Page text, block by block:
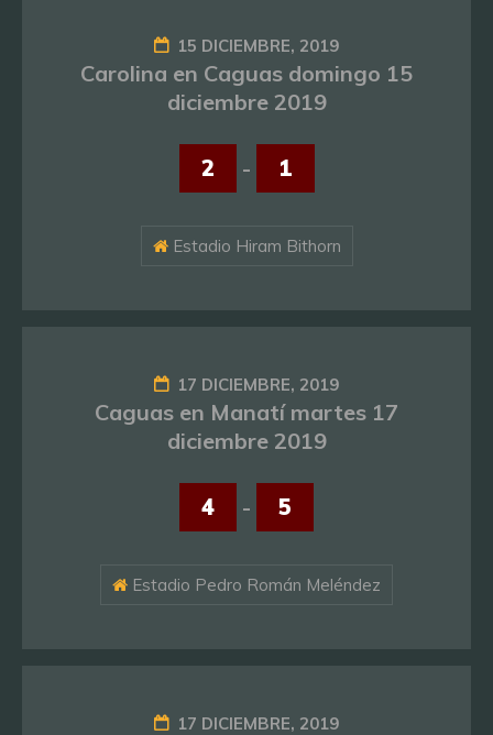
15 DICIEMBRE, 2019
Carolina en Caguas domingo 15
diciembre 2019
2 - 1
Estadio Hiram Bithorn
17 DICIEMBRE, 2019
Caguas en Manatí martes 17
diciembre 2019
4 - 5
Estadio Pedro Román Meléndez
17 DICIEMBRE, 2019